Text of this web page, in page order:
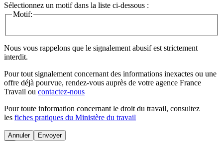
Sélectionnez un motif dans la liste ci-dessous :
Motif:
Nous vous rappelons que le signalement abusif est strictement
interdit.
Pour tout signalement concernant des informations inexactes ou une
offre déjà pourvue, rendez-vous auprès de votre agence France
Travail ou contactez-nous
Pour toute information concernant le droit du travail, consultez
les fiches pratiques du Ministère du travail
Annuler